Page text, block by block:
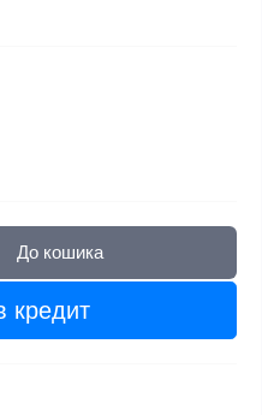
До кошика
кредит